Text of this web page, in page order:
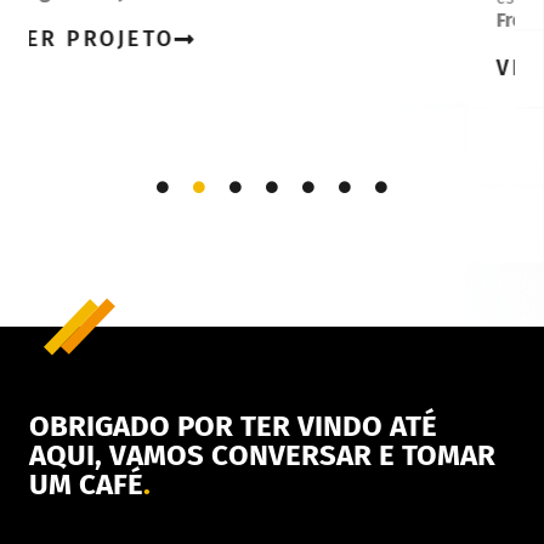
OBRIGADO POR TER VINDO ATÉ
AQUI, VAMOS CONVERSAR E TOMAR
UM CAFÉ.